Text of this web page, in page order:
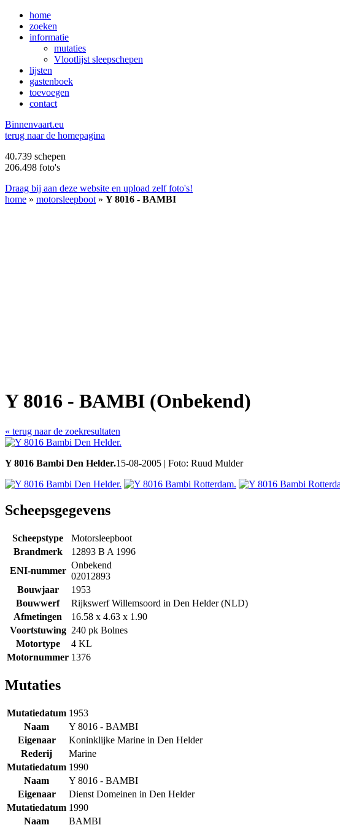
home
zoeken
informatie
mutaties
Vlootlijst sleepschepen
lijsten
gastenboek
toevoegen
contact
Binnenvaart.eu
terug naar de homepagina
40.739 schepen
206.498 foto's
Draag bij aan deze website en upload zelf foto's!
home » motorsleepboot » Y 8016 - BAMBI
Y 8016 - BAMBI (Onbekend)
« terug naar de zoekresultaten
Y 8016 Bambi Den Helder.15-08-2005 | Foto: Ruud Mulder
Scheepsgegevens
Scheepstype
Motorsleepboot
Brandmerk
12893 B A 1996
ENI-nummer
Onbekend
02012893
Bouwjaar
1953
Bouwwerf
Rijkswerf Willemsoord in Den Helder (NLD)
Afmetingen
16.58 x 4.63 x 1.90
Voortstuwing 240 pk Bolnes
Motortype
4 KL
Motornummer 1376
Mutaties
Mutatiedatum 1953
Naam
Y 8016 - BAMBI
Eigenaar
Koninklijke Marine in Den Helder
Rederij
Marine
Mutatiedatum 1990
Naam
Y 8016 - BAMBI
Eigenaar
Dienst Domeinen in Den Helder
Mutatiedatum 1990
Naam
BAMBI